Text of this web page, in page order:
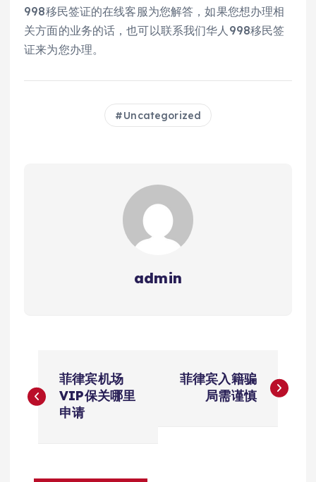
998移民签证的在线客服为您解答，如果您想办理相
关方面的业务的话，也可以联系我们华人998移民签
证来为您办理。
Uncategorized
admin
章
航
菲律宾机场
VIP保关哪里
申请
菲律宾入籍骗
局需谨慎